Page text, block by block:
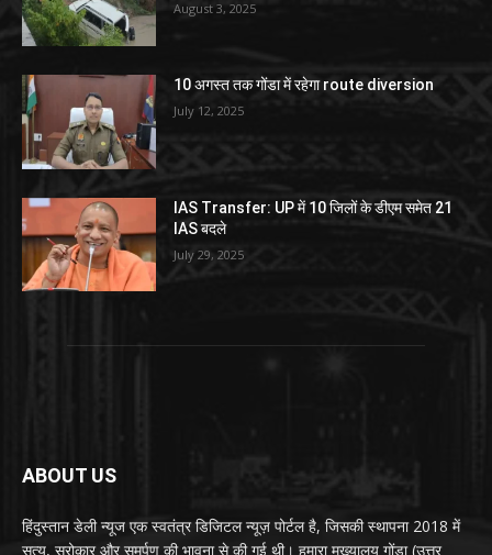
August 3, 2025
10 अगस्त तक गोंडा में रहेगा route diversion
July 12, 2025
IAS Transfer: UP में 10 जिलों के डीएम समेत 21
IAS बदले
July 29, 2025
ABOUT US
हिंदुस्तान डेली न्यूज एक स्वतंत्र डिजिटल न्यूज़ पोर्टल है, जिसकी स्थापना 2018 में
सत्य, सरोकार और समर्पण की भावना से की गई थी। हमारा मुख्यालय गोंडा (उत्तर